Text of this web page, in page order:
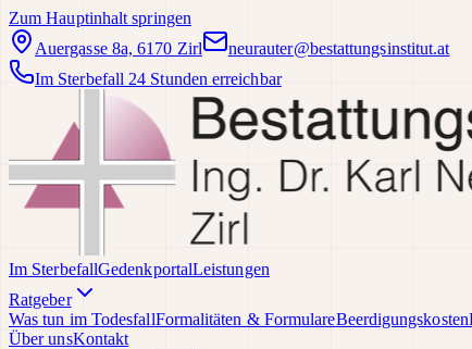
Zum Hauptinhalt springen
Auergasse 8a, 6170 Zirl
neurauter@bestattungsinstitut.at
Im Sterbefall 24 Stunden erreichbar
Im SterbefallGedenkportalLeistungen
Ratgeber
Was tun im TodesfallFormalitäten & FormulareBeerdigungskosten
Über unsKontakt